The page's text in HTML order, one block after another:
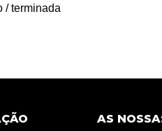
/ terminada
AS